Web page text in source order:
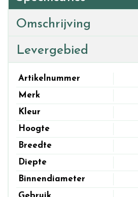
Omschrijving
Levergebied
Artikelnummer
Merk
Kleur
Hoogte
Breedte
Diepte
Binnendiameter